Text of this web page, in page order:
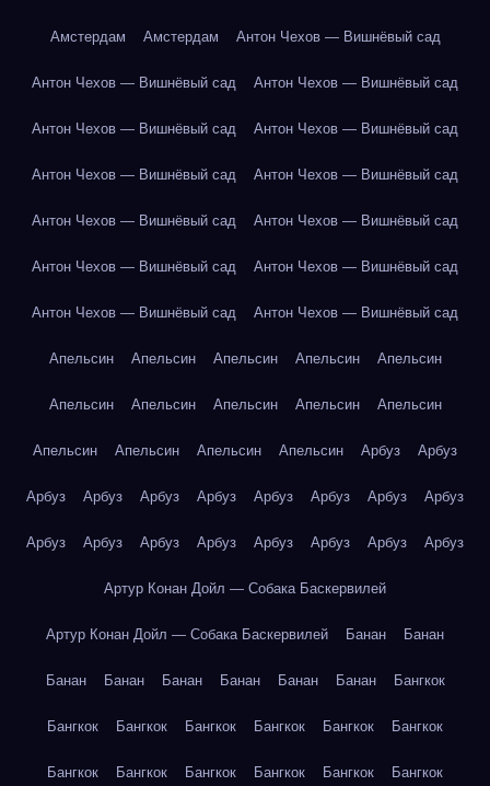
Амстердам Амстердам Антон Чехов — Вишнёвый сад
Антон Чехов — Вишнёвый сад Антон Чехов — Вишнёвый сад
Антон Чехов — Вишнёвый сад Антон Чехов — Вишнёвый сад
Антон Чехов — Вишнёвый сад Антон Чехов — Вишнёвый сад
Антон Чехов — Вишнёвый сад Антон Чехов — Вишнёвый сад
Антон Чехов — Вишнёвый сад Антон Чехов — Вишнёвый сад
Антон Чехов — Вишнёвый сад Антон Чехов — Вишнёвый сад
Апельсин Апельсин Апельсин Апельсин Апельсин
Апельсин Апельсин Апельсин Апельсин Апельсин
Апельсин Апельсин Апельсин Апельсин Арбуз Арбуз
Арбуз Арбуз Арбуз Арбуз Арбуз Арбуз Арбуз Арбуз
Арбуз Арбуз Арбуз Арбуз Арбуз Арбуз Арбуз Арбуз
Артур Конан Дойл — Собака Баскервилей
Артур Конан Дойл — Собака Баскервилей Банан Банан
Банан Банан Банан Банан Банан Банан Бангкок
Бангкок Бангкок Бангкок Бангкок Бангкок Бангкок
Бангкок Бангкок Бангкок Бангкок Бангкок Бангкок